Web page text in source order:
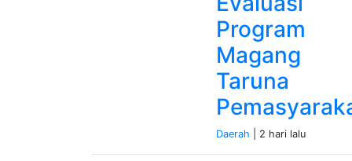
Program
Magang
Taruna
Daerah | 2 hari lalu